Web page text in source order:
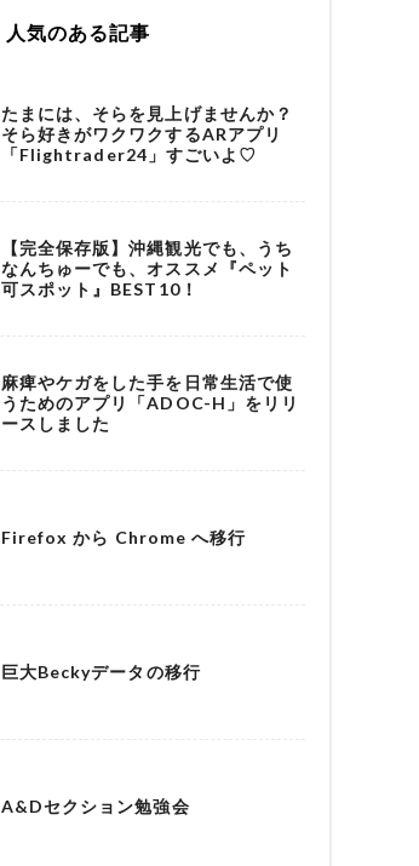
人気のある記事
たまには、そらを見上げませんか？
そら好きがワクワクするARアプリ
「Flightrader24」すごいよ♡
【完全保存版】沖縄観光でも、うち
なんちゅーでも、オススメ『ペット
可スポット』BEST10！
麻痺やケガをした手を日常生活で使
うためのアプリ「ADOC-H」をリリ
ースしました
Firefox から Chrome へ移行
巨大Beckyデータの移行
A&Dセクション勉強会